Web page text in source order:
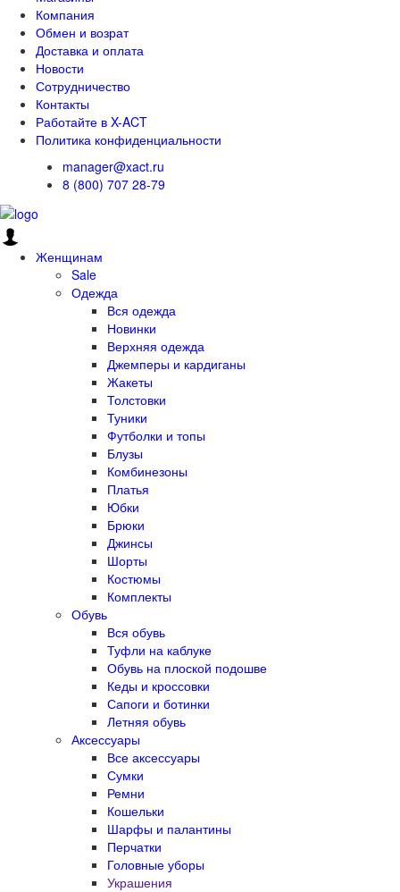
Компания
Обмен и возрат
Доставка и оплата
Новости
Сотрудничество
Контакты
Работайте в X-ACT
Политика конфиденциальности
manager@xact.ru
8 (800) 707 28-79
Женщинам
Sale
Одежда
Вся одежда
Новинки
Верхняя одежда
Джемперы и кардиганы
Жакеты
Толстовки
Туники
Футболки и топы
Блузы
Комбинезоны
Платья
Юбки
Брюки
Джинсы
Шорты
Костюмы
Комплекты
Обувь
Вся обувь
Туфли на каблуке
Обувь на плоской подошве
Кеды и кроссовки
Сапоги и ботинки
Летняя обувь
Аксессуары
Все аксессуары
Сумки
Ремни
Кошельки
Шарфы и палантины
Перчатки
Головные уборы
Украшения